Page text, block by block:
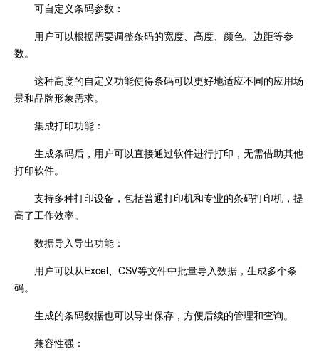
可自定义条码参数：
用户可以根据需要调整条码的宽度、高度、颜色、边距等参
数。
这种高度的自定义功能使得条码可以更好地适应不同的应用场
景和品牌形象需求。
集成打印功能：
生成条码后，用户可以直接通过软件进行打印，无需借助其他
打印软件。
支持多种打印设备，包括普通打印机和专业的条码打印机，提
高了工作效率。
数据导入导出功能：
用户可以从Excel、CSV等文件中批量导入数据，生成多个条
码。
生成的条码数据也可以导出保存，方便后续的管理和查询。
兼容性强：